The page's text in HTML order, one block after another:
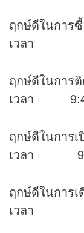
ฤกษ์ดีในการ
เวลา
ฤกษ์ดีในการ
เวลา 9:45
ฤกษ์ดีในการเ
เวลา
ฤกษ์ดีในการ
เวลา